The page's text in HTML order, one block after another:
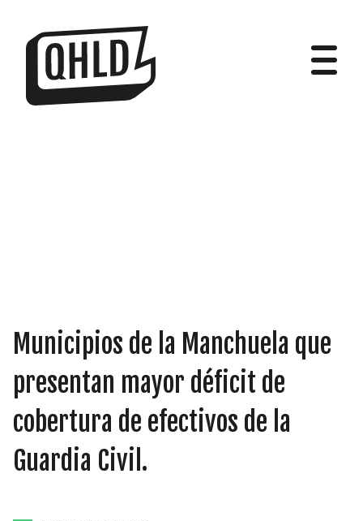
INICIATIVAS
TEMÁTICAS
Municipios de la Manchuela que
presentan mayor déficit de
cobertura de efectivos de la
Guardia Civil.